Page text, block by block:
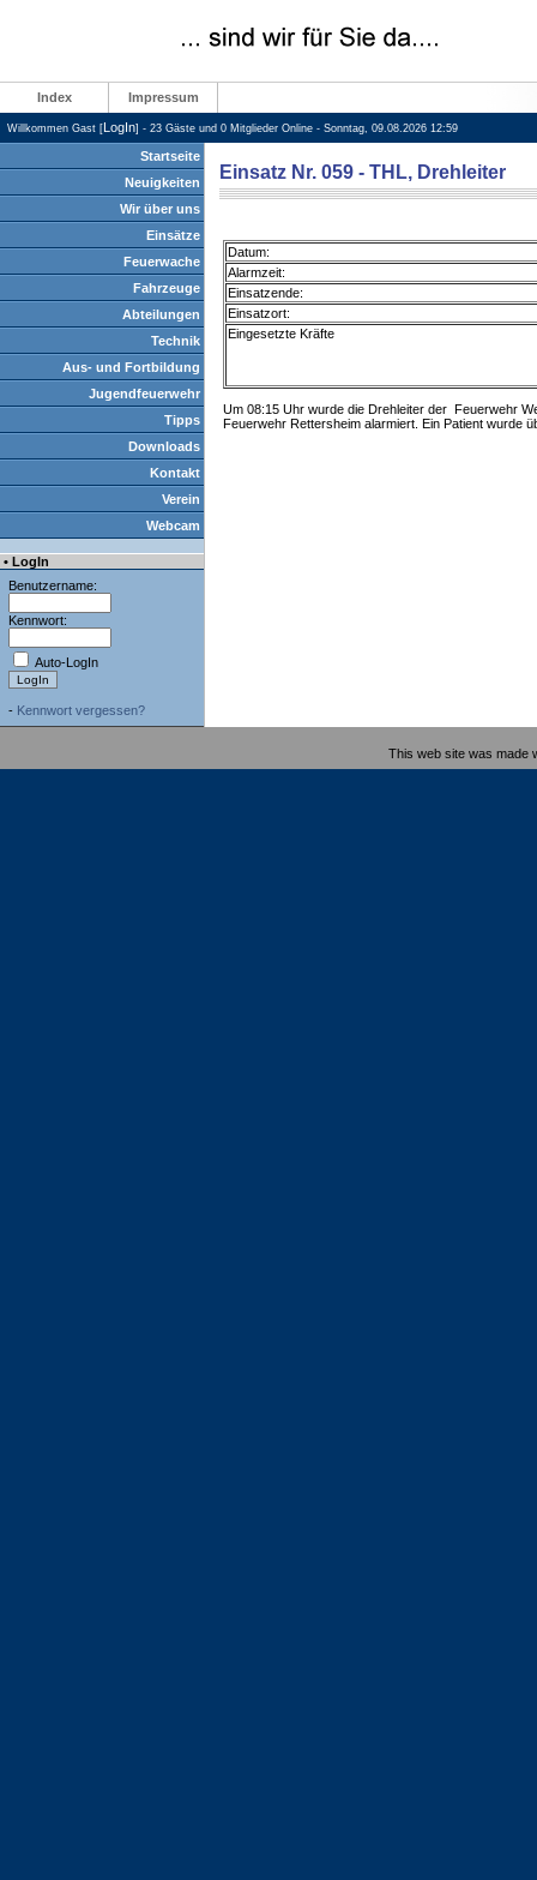
Index Impressum
Willkommen Gast [LogIn] - 23 Gäste und 0 Mitglieder Online - Sonntag, 09.08.2026 12:59
Startseite
Neuigkeiten
Wir über uns
Einsätze
Feuerwache
Fahrzeuge
Abteilungen
Technik
Aus- und Fortbildung
Jugendfeuerwehr
Tipps
Downloads
Kontakt
Verein
Webcam
• LogIn
Benutzername:
Kennwort:
Auto-LogIn
- Kennwort vergessen?
Einsatz Nr. 059 - THL, Drehleiter
Datum:
Alarmzeit:
Einsatzende:
Einsatzort:
Eingesetzte Kräfte
Um 08:15 Uhr wurde die Drehleiter der Feuerwehr
Feuerwehr Rettersheim alarmiert. Ein Patient wurde
This web site was made